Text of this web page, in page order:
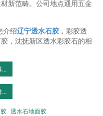
新范畴。公司地点通用五金
介绍辽宁透水石胶，彩胶透
，沈抚新区透水彩胶石的相
透水石地面胶